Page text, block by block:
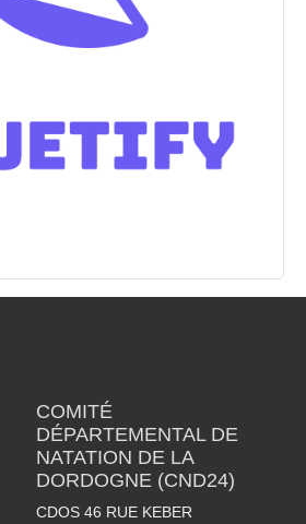
COMITÉ
DÉPARTEMENTAL DE
NATATION DE LA
DORDOGNE (CND24)
CDOS 46 RUE KEBER